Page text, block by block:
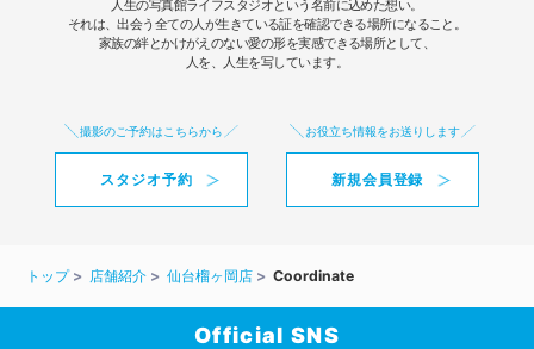
人生の写真館ライフスタジオという名前に込めた想い。
それは、出会う全ての人が生きている証を確認できる場所になること。
家族の絆とかけがえのない愛の形を実感できる場所として、
人を、人生を写しています。
撮影のご予約はこちらから
スタジオ予約
お役立ち情報をお送りします
新規会員登録
トップ 店舗紹介 仙台榴ヶ岡店 Coordinate
Official SNS